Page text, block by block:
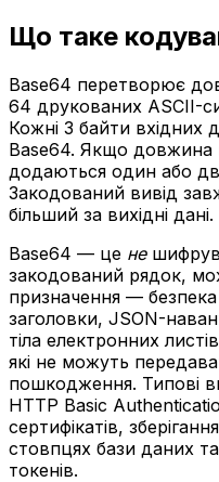
Що таке
Base64 перетворює
64 друкованих ASCII-
Кожні 3 байти
Base64. Якщо довжина
додаються один або
Закодований вивід
більший за вихідні дані.
Base64 — це не
закодований рядок,
призначення —
заголовки, JSON-
тіла електронних
які не можуть
пошкодження. Типові
HTTP Basic
сертифікатів,
стовпцях бази даних
токенів.